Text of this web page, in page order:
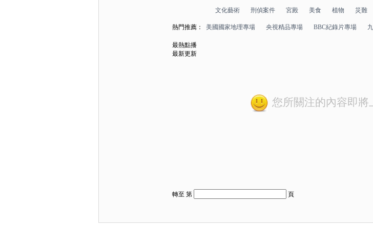
文化藝術 刑偵案件 宮殿 美食 植物 災難
熱門推薦： 美國國家地理專場 央視精品專場 BBC紀錄片專場
最熱點播
最新更新
您所關注的內容即將
轉至 第 頁